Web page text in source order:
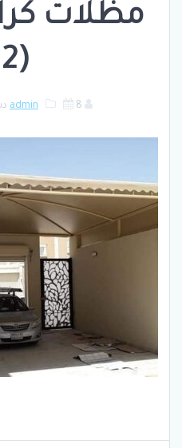
مظلات
(12)
admin 8 ديسمبر، 2025